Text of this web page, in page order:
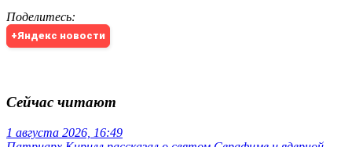
Поделитесь:
+Яндекс новости
Сейчас читают
1 августа 2026, 16:49